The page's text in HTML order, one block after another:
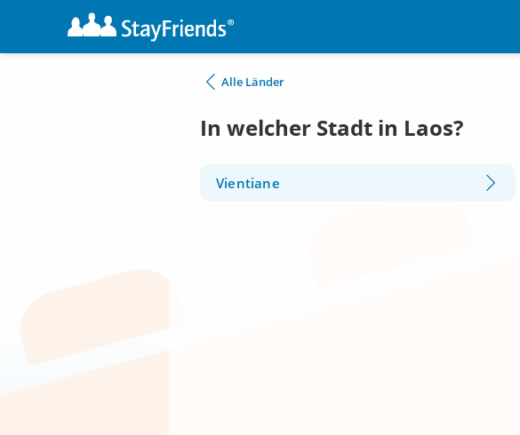
Alle Länder
In welcher Stadt in Laos?
Vientiane